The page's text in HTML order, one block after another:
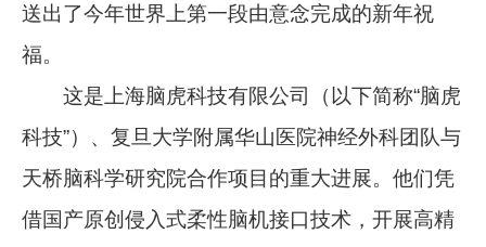
送出了今年世界上第一段由意念完成的新年祝
福。
这是上海脑虎科技有限公司（以下简称“脑虎
科技”）、复旦大学附属华山医院神经外科团队与
天桥脑科学研究院合作项目的重大进展。他们凭
借国产原创侵入式柔性脑机接口技术，开展高精